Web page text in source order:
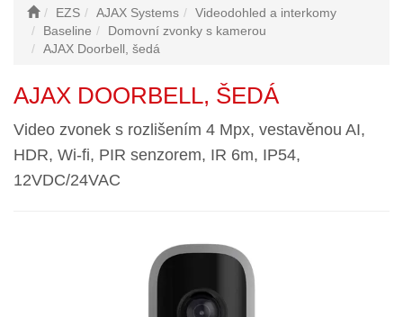
EZS AJAX Systems
Videodohled a interkomy
Baseline
Domovní zvonky s kamerou
AJAX Doorbell, šedá
AJAX DOORBELL, ŠEDÁ
Video zvonek s rozlišením 4 Mpx, vestavěnou AI,
HDR, Wi-fi, PIR senzorem, IR 6m, IP54,
12VDC/24VAC